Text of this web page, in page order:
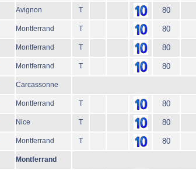
Avignon T 80
Montferrand T 80
Montferrand T 80
Montferrand T 80
Carcassonne
Montferrand T 80
Nice T 80
Montferrand T 80
Montferrand